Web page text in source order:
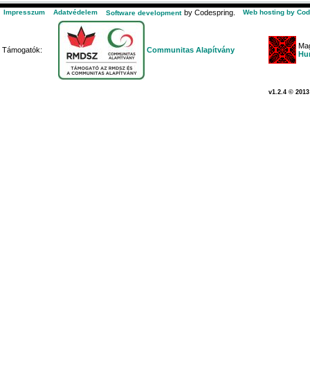
Impresszum Adatvédelem Software development by Codespring. Web hosting by
Támogatók: Communitas Alapítvány
v1.2.4 ©